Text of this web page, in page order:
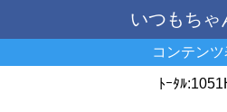
いつもちゃ
コンテン
ﾄｰﾀﾙ